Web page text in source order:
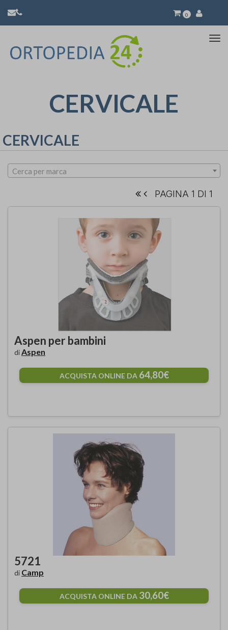
0
CERVICALE
CERVICALE
Cerca per marca
PAGINA 1 DI 1
Aspen per bambini
diAspen
ACQUISTA ONLINE DA 64,80€
5721
di Camp
ACQUISTA ONLINE DA 30,60€